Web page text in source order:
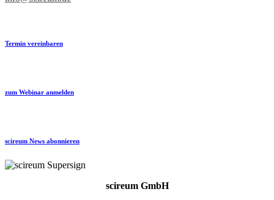
Termin vereinbaren
zum Webinar anmelden
scireum News abonnieren
scireum GmbH